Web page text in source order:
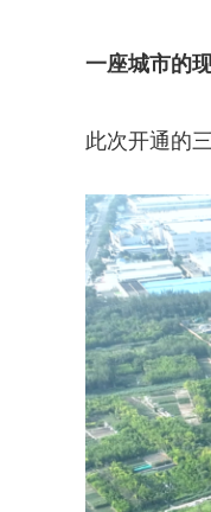
一座城市的
此次开通的